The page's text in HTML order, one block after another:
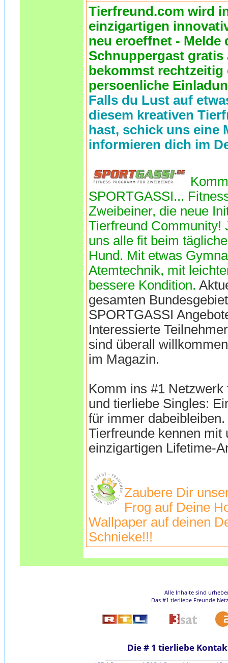
Tierfreund.com wird
einzigartigen
neu eroeffnet - Melde
Schnuppergast gratis
bekommst rechtzeitig
persoenliche
Falls du Lust auf
diesem kreativen
hast, schick uns eine
informieren dich im
SPORTGASSI...
Zweibeiner, die neue
Tierfreund Community!
uns alle fit beim
Hund. Mit etwas
Atemtechnik, mit
bessere Kondition.
gesamten
SPORTGASSI
Interessierte
sind überall
im Magazin.
Komm ins #1 Netzwerk
und tierliebe Singles:
für immer
Tierfreunde kennen mit
einzigartigen Lifetime-
Zaubere Dir
Frog auf Deine
Wallpaper auf deinen
Schnieke!!!
Alle Inhalte sind
Das #1 tierliebe Freunde
Die # 1 tierliebe